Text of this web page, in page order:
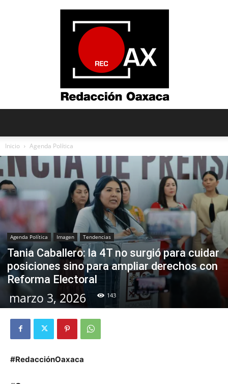
Oaxaca
Inicio Agenda Política
Agenda Política Imagen Tendencias
Tania Caballero: la 4T no surgió para cuidar
posiciones sino para ampliar derechos con
Reforma Electoral
marzo 3, 2026 143
#RedacciónOaxaca